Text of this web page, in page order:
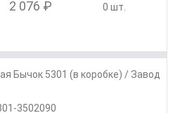
2 076 ₽ 0 шт.
Бычок 5301 (в коробке) / Завод
3502090